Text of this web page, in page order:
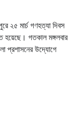
২৫ মার্চ গণহত্যা দিবস
হয়েছে। গতকাল মঙ্গলবার
প্রশাসনের উদ্যোগে